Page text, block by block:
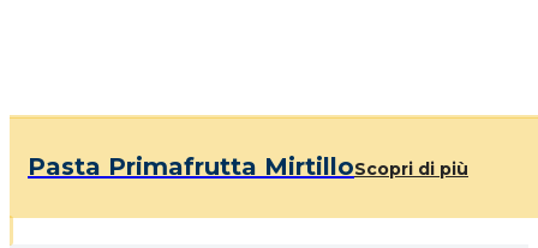
Pasta Primafrutta MirtilloScopri di più